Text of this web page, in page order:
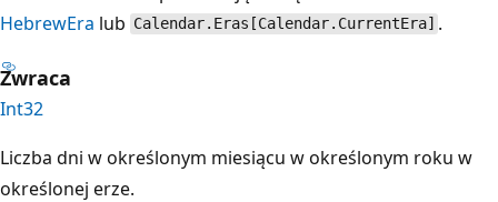
HebrewEra lub Calendar.Eras[Calendar.CurrentEra] .
Zwraca
Int32
Liczba dni w określonym miesiącu w określonym roku w
określonej erze.